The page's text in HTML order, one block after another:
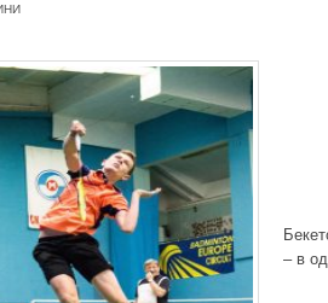
– в